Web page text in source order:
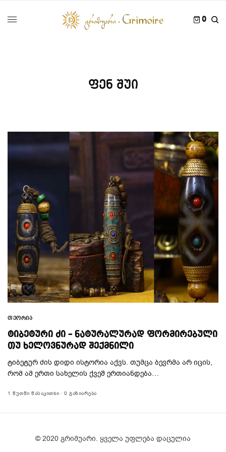
0
ფენ შუი
ᲗᲔᲝᲠᲘᲐ
ᲢᲘᲑᲔᲢᲣᲠᲘ ᲫᲘ – ᲜᲐᲢᲣᲠᲐᲚᲣᲠᲐᲓ ᲤᲝᲠᲛᲘᲠᲔᲑᲣᲚᲘ
ᲗᲣ ᲮᲔᲚᲝᲕᲜᲣᲠᲐᲓ ᲨᲔᲥᲛᲜᲘᲚᲘ
ტიბეტურ ძის დიდი ისტორია აქვს. თუმცა ბევრმა არ იცის,
რომ ამ ერთი სახელის ქვეშ ერთიანდება…
1 ᲬᲣᲗᲨᲘ ᲬᲐᲡᲐᲙᲘᲗᲮᲘ 0 ᲒᲐᲖᲘᲐᲠᲔᲑᲐ
© 2020 გრიმუარი. ყველა უფლება დაცულია